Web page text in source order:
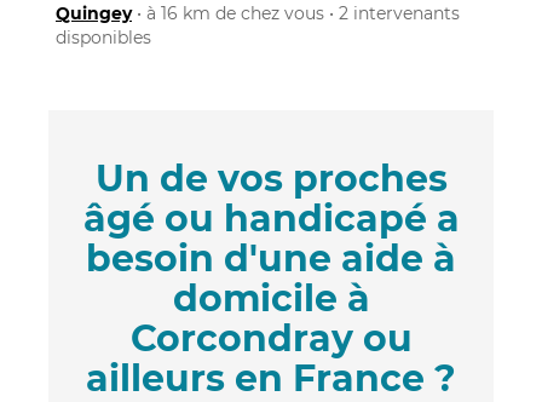
Quingey• à 16 km de chez vous • 2 intervenants
disponibles
Un de vos proches
âgé ou handicapé a
besoin d'une aide à
domicile à
Corcondray ou
ailleurs en France ?